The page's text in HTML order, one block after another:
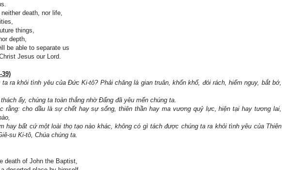
death, nor life,
things,
depth,
be able to separate us
Jesus our Lord.
39)
ra khỏi tình yêu của Đức Ki-tô? Phải chăng là gian truân, khốn khổ, đói rách, hiểm nguy, bắt bớ,
ấy, chúng ta toàn thắng nhờ Đấng đã yêu mến chúng ta.
rằng: cho dầu là sự chết hay sự sống, thiên thần hay ma vương quỷ lực, hiện tại hay tương lai,
hay bất cứ một loài thọ tạo nào khác, không có gì tách được chúng ta ra khỏi tình yêu của Thiên
su Ki-tô, Chúa chúng ta.
death of John the Baptist,